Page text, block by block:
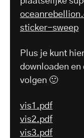
sticker-sweep
Plus je kunt
downloaden
volgen 🙂
vis1.pdf
vis2.pdf
vis3.pdf